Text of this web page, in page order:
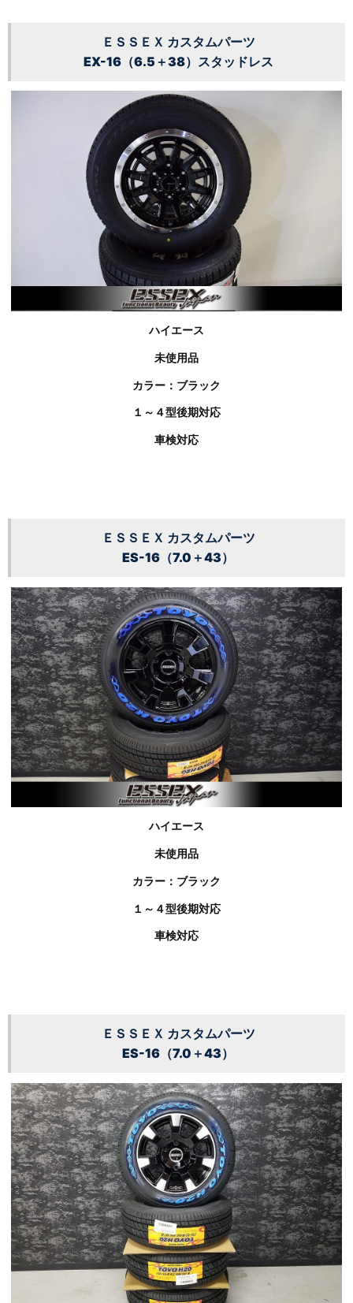
ＥＳＳＥＸ カスタムパーツ
EX-16（6.5＋38）スタッドレス
ハイエース
未使用品
カラー：ブラック
１～４型後期対応
車検対応
ＥＳＳＥＸ カスタムパーツ
ES-16（7.0＋43）
ハイエース
未使用品
カラー：ブラック
１～４型後期対応
車検対応
ＥＳＳＥＸ カスタムパーツ
ES-16（7.0＋43）